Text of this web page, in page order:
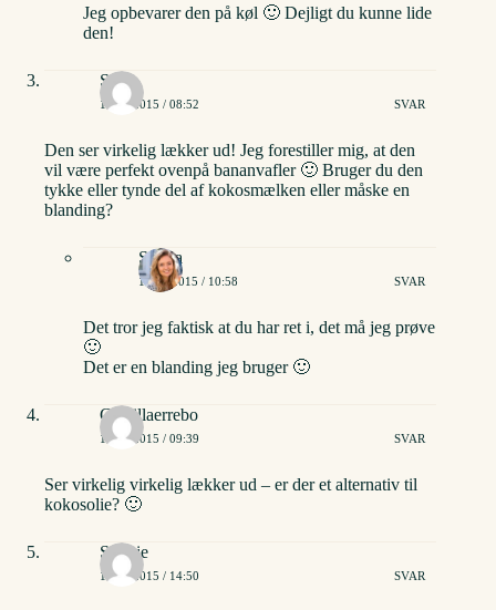
Jeg opbevarer den på køl 🙂 Dejligt du kunne lide
den!
Sofie
11/02/2015 / 08:52 SVAR
Den ser virkelig lækker ud! Jeg forestiller mig, at den
vil være perfekt ovenpå bananvafler 🙂 Bruger du den
tykke eller tynde del af kokosmælken eller måske en
blanding?
Stinna
11/02/2015 / 10:58 SVAR
Det tror jeg faktisk at du har ret i, det må jeg prøve
🙂
Det er en blanding jeg bruger 🙂
Camillaerrebo
16/02/2015 / 09:39 SVAR
Ser virkelig virkelig lækker ud – er der et alternativ til
kokosolie? 🙂
Sophie
16/02/2015 / 14:50 SVAR